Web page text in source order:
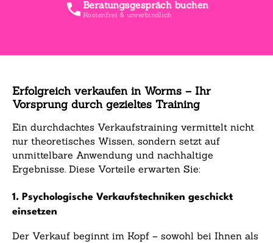
Beratungsgespräch buchen
Kostenfrei & unverbindlich
Erfolgreich verkaufen in Worms – Ihr
Vorsprung durch gezieltes Training
Ein durchdachtes Verkaufstraining vermittelt nicht
nur theoretisches Wissen, sondern setzt auf
unmittelbare Anwendung und nachhaltige
Ergebnisse. Diese Vorteile erwarten Sie:
1. Psychologische Verkaufstechniken geschickt
einsetzen
Der Verkauf beginnt im Kopf – sowohl bei Ihnen als